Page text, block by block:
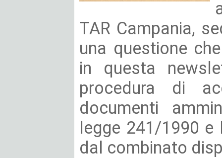
TAR Campania,
una questione
in questa
procedura di
documenti
legge 241/1990
dal combinato